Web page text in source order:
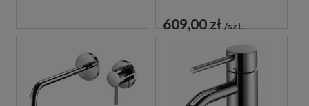
609,00 zł szt.